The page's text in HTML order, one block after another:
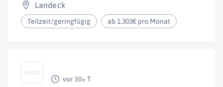
Landeck
Teilzeit/geringfügig ab 1.303€ pro Monat
vor 30+ T